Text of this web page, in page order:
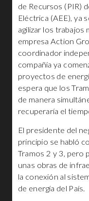
de Recursos (PIR)
Eléctrica (AEE), ya
agilizar los trabajos
empresa Action
coordinador
compañía ya
proyectos de
espera que los
de manera
recuperaría el
El presidente del
principio se habló
Tramos 2 y 3, pero
unas obras de
la conexión al
de energía del País.